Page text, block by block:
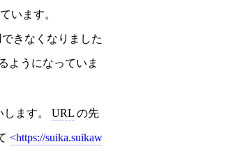
います。
きなくなりました
ようになっていま
ます。 URL の先
https://suika.suikaw